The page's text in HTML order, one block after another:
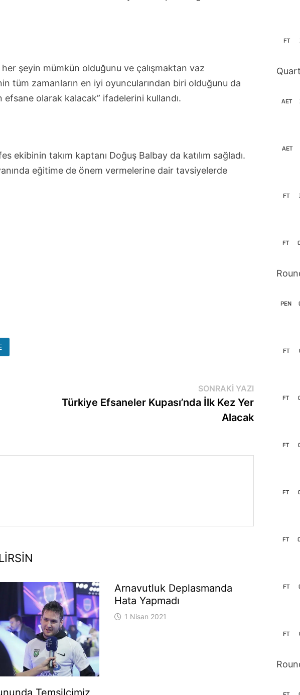
şeyin mümkün olduğunu ve çalışmaktan vaz
tüm zamanların en iyi oyuncularından biri olduğunu da
olarak kalacak” ifadelerini kullandı.
ekibinin takım kaptanı Doğuş Balbay da katılım sağladı.
eğitime de önem vermelerine dair tavsiyelerde
SONRAKI YAZISonraki
yazı:
Türkiye Efsaneler Kupası’nda İlk Kez Yer
Alacak
Arnavutluk Deplasmanda
Hata Yapmadı
1 Nisan 2021
FT
AET
AET
FT
FT
PEN
FT
FT
FT
FT
FT
FT
FT